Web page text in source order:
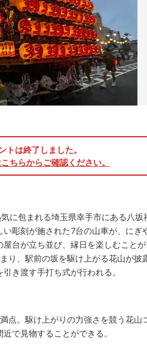
トは終了しました。
ちらからご確認ください。
に包まれる埼玉県幸手市にある八坂
彫刻が施された7台の山車が、にぎ
台が立ち並び、縁日を楽しむこと
り、駅前の坂を駆け上がる花山が披
き渡す手打ち式が行われる。
点。駆け上がりの力強さを競う花山
で見物することができる。